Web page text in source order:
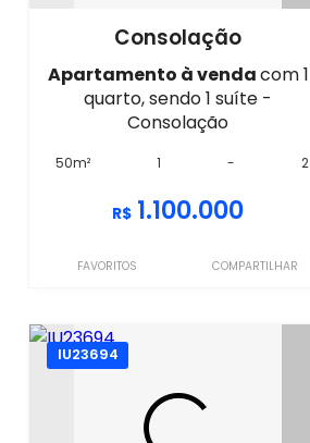
Consolação
Apartamento à vendacom 1
quarto, sendo 1 suíte -
Consolação
50m² 1 - 2
R$ 1.100.000
FAVORITOS COMPARTILHAR
IU23694